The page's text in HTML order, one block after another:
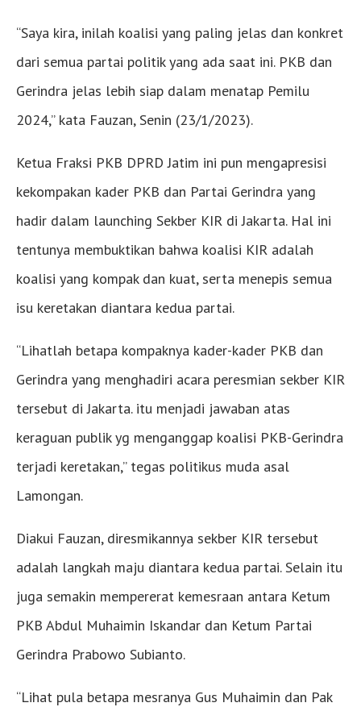
“Saya kira, inilah koalisi yang paling jelas dan konkret
dari semua partai politik yang ada saat ini. PKB dan
Gerindra jelas lebih siap dalam menatap Pemilu
2024,” kata Fauzan, Senin (23/1/2023).
Ketua Fraksi PKB DPRD Jatim ini pun mengapresisi
kekompakan kader PKB dan Partai Gerindra yang
hadir dalam launching Sekber KIR di Jakarta. Hal ini
tentunya membuktikan bahwa koalisi KIR adalah
koalisi yang kompak dan kuat, serta menepis semua
isu keretakan diantara kedua partai.
“Lihatlah betapa kompaknya kader-kader PKB dan
Gerindra yang menghadiri acara peresmian sekber KIR
tersebut di Jakarta. itu menjadi jawaban atas
keraguan publik yg menganggap koalisi PKB-Gerindra
terjadi keretakan,” tegas politikus muda asal
Lamongan.
Diakui Fauzan, diresmikannya sekber KIR tersebut
adalah langkah maju diantara kedua partai. Selain itu
juga semakin mempererat kemesraan antara Ketum
PKB Abdul Muhaimin Iskandar dan Ketum Partai
Gerindra Prabowo Subianto.
“Lihat pula betapa mesranya Gus Muhaimin dan Pak